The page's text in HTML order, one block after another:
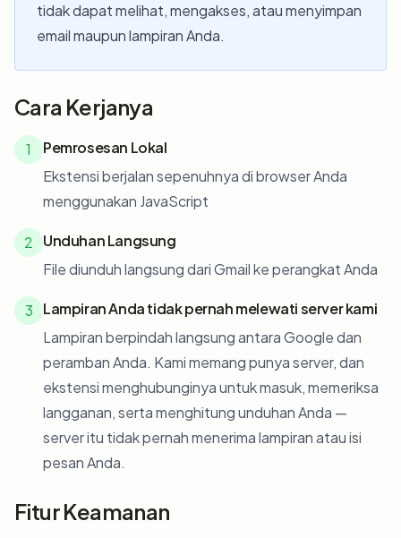
tidak dapat melihat, mengakses, atau menyimpan
email maupun lampiran Anda.
Cara Kerjanya
1
Pemrosesan Lokal
Ekstensi berjalan sepenuhnya di browser Anda
menggunakan JavaScript
2
Unduhan Langsung
File diunduh langsung dari Gmail ke perangkat Anda
3
Lampiran Anda tidak pernah melewati server kami
Lampiran berpindah langsung antara Google dan
peramban Anda. Kami memang punya server, dan
ekstensi menghubunginya untuk masuk, memeriksa
langganan, serta menghitung unduhan Anda —
server itu tidak pernah menerima lampiran atau isi
pesan Anda.
Fitur Keamanan